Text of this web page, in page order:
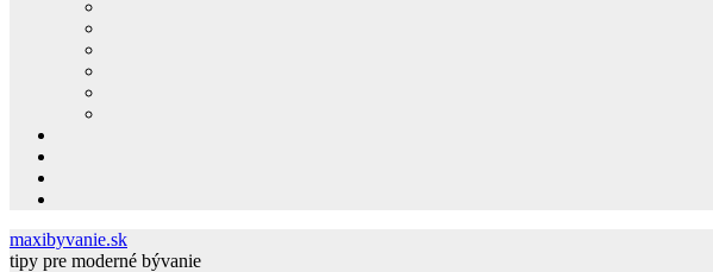
maxibyvanie.sk
tipy pre moderné bývanie